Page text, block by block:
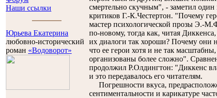
Наши ссылки
Юрьева Екатерина
любовно-исторический
роман «Водоворот»
смертельно скучным", - заметил
критиков Г.-К.Честертон. "Почему
мастер психологической прозы Э.-
по-новому, тогда как, читая
их диалоги так хороши? Почему они
что ее герои хотя и не так
организованы более сложно".
продолжил Р.Олдингтон: "Диккенс
и это передавалось его читателям.
Погрешности вкуса,
сентиментальности и карикатуре